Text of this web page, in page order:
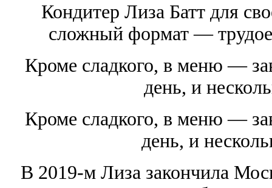
Кондитер Лиза Батт для
сложный формат —
Кроме сладкого, в меню —
день, и
Кроме сладкого, в меню —
день, и
В 2019-м Лиза закончила